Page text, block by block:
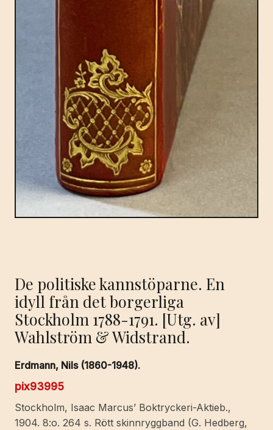
De politiske kannstöparne. En
idyll från det borgerliga
Stockholm 1788-1791. [Utg. av]
Wahlström & Widstrand.
Erdmann, Nils (1860-1948).
pix93995
Stockholm, Isaac Marcus’ Boktryckeri-Aktieb.,
1904. 8:o. 264 s. Rött skinnryggband (G. Hedberg,